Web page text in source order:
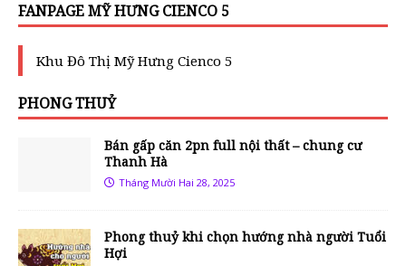
FANPAGE MỸ HƯNG CIENCO 5
Khu Đô Thị Mỹ Hưng Cienco 5
PHONG THUỶ
Bán gấp căn 2pn full nội thất – chung cư
Thanh Hà
Tháng Mười Hai 28, 2025
Phong thuỷ khi chọn hướng nhà người Tuổi
Hợi